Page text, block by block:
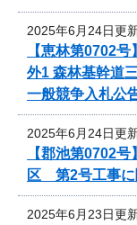
2025年6月24日更
【恵林第0702
外1 森林基幹道
一般競争入札公
2025年6月24日更
【郡池第0702
区 第2号工事に
2025年6月23日更